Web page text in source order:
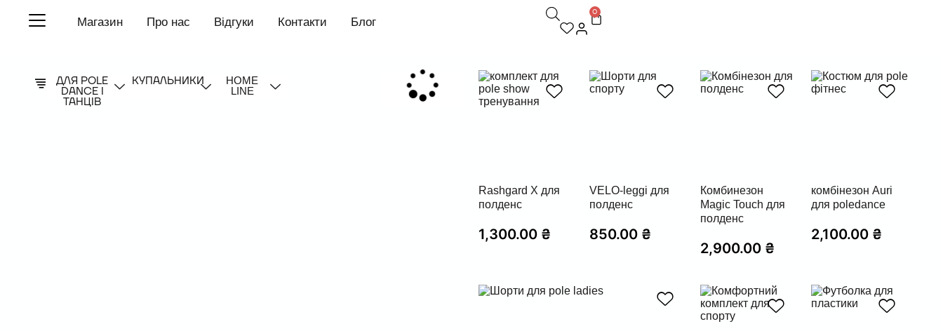
Магазин Про нас Відгуки Контакти Блог
0
ДЛЯ POLE
DANCE І
ТАНЦІВ
КУПАЛЬНИКИ
HOME
LINE
Rashgard X для
полденс
1,300.00 ₴
VELO-leggi для
полденс
850.00 ₴
Комбинезон
Magic Touch для
полденс
2,900.00 ₴
комбінезон Auri
для poledance
2,100.00 ₴